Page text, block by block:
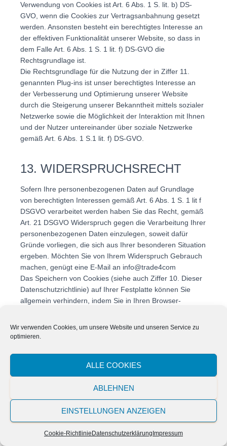
Wir verwenden Cookies, um unsere Website und unseren Service zu
optimieren.
ALLE COOKIES
ABLEHNEN
EINSTELLUNGEN ANZEIGEN
Cookie-Richtlinie Datenschutzerklärung Impressum
Verwendung von Cookies ist Art. 6 Abs. 1 S. lit. b) DS-
GVO, wenn die Cookies zur Vertragsanbahnung gesetzt
werden. Ansonsten besteht ein berechtigtes Interesse an
der effektiven Funktionalität unserer Website, so dass in
dem Falle Art. 6 Abs. 1 S. 1 lit. f) DS-GVO die
Rechtsgrundlage ist.
Die Rechtsgrundlage für die Nutzung der in Ziffer 11.
genannten Plug-ins ist unser berechtigtes Interesse an
der Verbesserung und Optimierung unserer Website
durch die Steigerung unserer Bekanntheit mittels sozialer
Netzwerke sowie die Möglichkeit der Interaktion mit Ihnen
und der Nutzer untereinander über soziale Netzwerke
gemäß Art. 6 Abs. 1 S.1 lit. f) DS-GVO.
13. WIDERSPRUCHSRECHT
Sofern Ihre personenbezogenen Daten auf Grundlage
von berechtigten Interessen gemäß Art. 6 Abs. 1 S. 1 lit f
DSGVO verarbeitet werden haben Sie das Recht, gemäß
Art. 21 DSGVO Widerspruch gegen die Verarbeitung Ihrer
personenbezogenen Daten einzulegen, soweit dafür
Gründe vorliegen, die sich aus Ihrer besonderen Situation
ergeben. Möchten Sie von Ihrem Widerspruch Gebrauch
machen, genügt eine E-Mail an info@trade4com
Das Speichern von Cookies (siehe auch Ziffer 10. Dieser
Datenschutzrichtlinie) auf Ihrer Festplatte können Sie
allgemein verhindern, indem Sie in Ihren Browser-
Angebote zur Folge haben. Sie können dem Einsatz von
sog. „Opt-out“ über die amerikanische Website
(https://optout.aboutads.info) oder diese europäische
Website
(http://www.youronlinechoices.com/de/praferenzmanagem
ent/) widersprechen.
Sie können die Erfassung der durch das Cookie
erzeugten und auf Ihre Nutzung der Website bezogenen
Daten an Google sowie die Verarbeitung dieser Daten